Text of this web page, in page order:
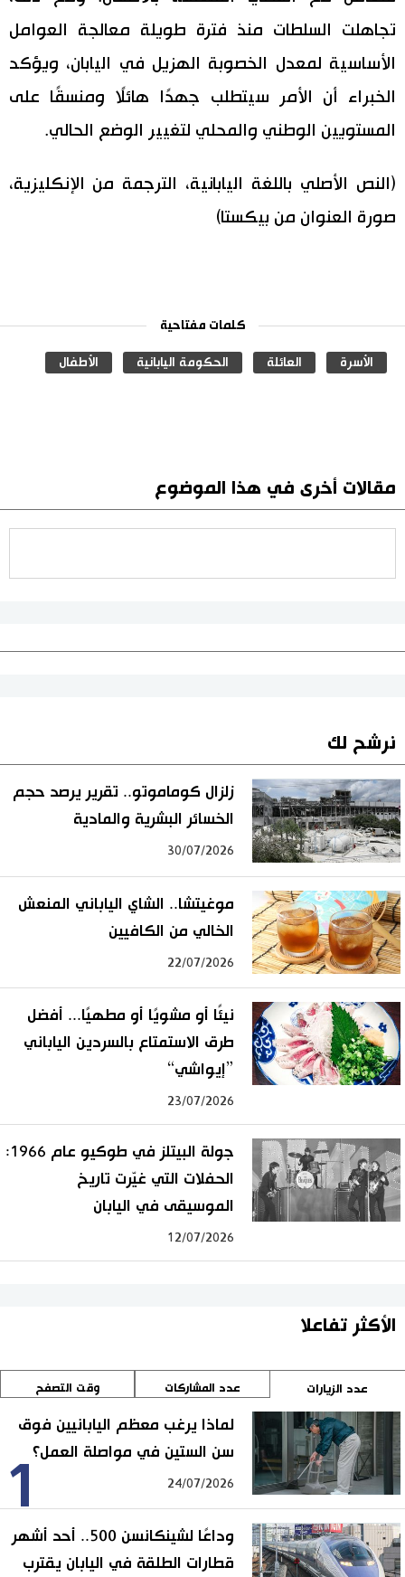
تجاهلت السلطات منذ فترة طويلة معالجة العوامل
الأساسية لمعدل الخصوبة الهزيل في اليابان، ويؤكد
الخبراء أن الأمر سيتطلب جهدًا هائلًا ومنسقًا على
المستويين الوطني والمحلي لتغيير الوضع الحالي.
(النص الأصلي باللغة اليابانية، الترجمة من الإنكليزية،
صورة العنوان من بيكستا)
كلمات مفتاحية
الأسرة العائلة الحكومة اليابانية الأطفال
مقالات أخرى في هذا الموضوع
نرشح لك
زلزال كوماموتو.. تقرير يرصد حجم
الخسائر البشرية والمادية
30/07/2026
موغيتشا.. الشاي الياباني المنعش
الخالي من الكافيين
22/07/2026
نيئًا أو مشويًا أو مطهيًا... أفضل
طرق الاستمتاع بالسردين الياباني
”إيواشي“
23/07/2026
جولة البيتلز في طوكيو عام 1966:
الحفلات التي غيّرت تاريخ
الموسيقى في اليابان
12/07/2026
الأكثر تفاعلا
عدد الزيارات عدد المشاركات وقت التصفح
1
لماذا يرغب معظم اليابانيين فوق
سن الستين في مواصلة العمل؟
24/07/2026
وداعًا لشينكانسن 500.. أحد أشهر
قطارات الطلقة في اليابان يقترب